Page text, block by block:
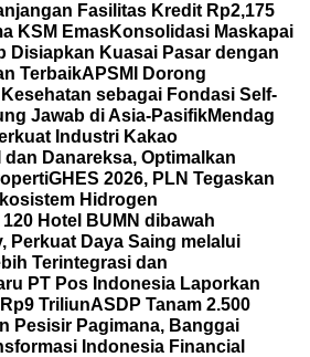
Fasilitas Kredit Rp2,175
KSM EmasKonsolidasi Maskapai
Disiapkan Kuasai Pasar dengan
TerbaikAPSMI Dorong
sebagai Fondasi Self-
Jawab di Asia-PasifikMendag
Industri Kakao
dan Danareksa, Optimalkan
GHES 2026, PLN Tegaskan
Hidrogen
Hotel BUMN dibawah
Perkuat Daya Saing melalui
Terintegrasi dan
PT Pos Indonesia Laporkan
TriliunASDP Tanam 2.500
Pesisir Pagimana, Banggai
Indonesia Financial